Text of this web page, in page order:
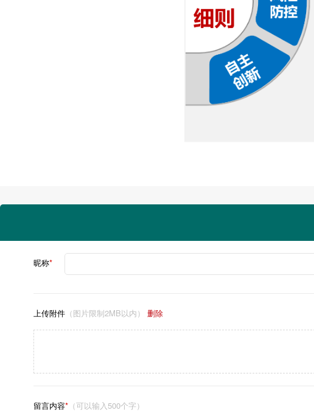
昵称*
上传附件（图片限制2MB以内） 删除
留言内容*（可以输入500个字）